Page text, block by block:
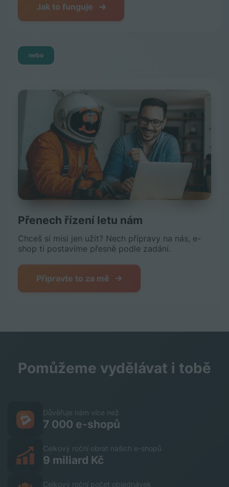
Jak to funguje
nebo
Přenech řízení letu nám
Chceš si misi jen užít? Nech přípravy na nás, e-
shop ti postavíme přesně podle zadání.
Připravte to za mě
Pomůžeme vydělávat i tobě
Důvěřuje nám více než
7 000 e-shopů
Celkový roční obrat našich e-shopů
9 miliard Kč
Celkový roční počet objednávek